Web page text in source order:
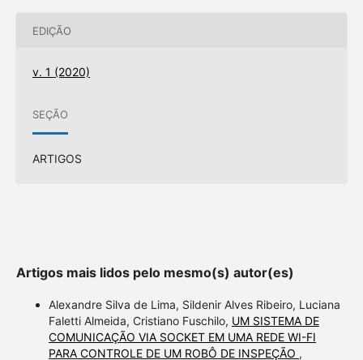
EDIÇÃO
v. 1 (2020)
SEÇÃO
ARTIGOS
Artigos mais lidos pelo mesmo(s) autor(es)
Alexandre Silva de Lima, Sildenir Alves Ribeiro, Luciana
Faletti Almeida, Cristiano Fuschilo, UM SISTEMA DE
COMUNICAÇÃO VIA SOCKET EM UMA REDE WI-FI
PARA CONTROLE DE UM ROBÔ DE INSPEÇÃO ,